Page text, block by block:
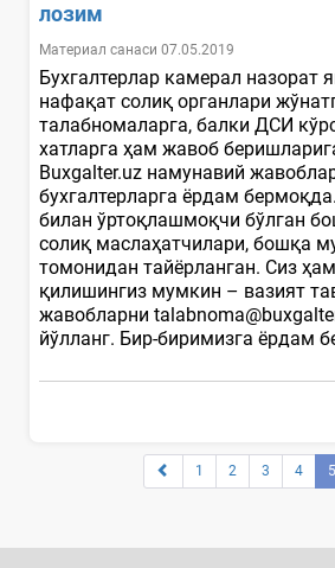
лозим
Материал санаси 07.05.2019
Бухгалтерлар камерал назорат
нафақат солиқ органлари
талабномаларга, балки ДСИ
хатларга ҳам жавоб
Buxgalter.uz намунавий
бухгалтерларга ёрдам
билан ўртоқлашмоқчи бўлган
солиқ маслаҳатчилари, бошқа
томонидан тайёрланган. Сиз
қилишингиз мумкин – вазият
жавобларни
йўлланг. Бир-биримизга ёрдам
1 2 3 4 5